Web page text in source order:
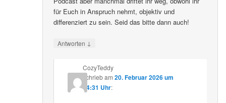
für Euch in Anspruch nehmt, objektiv und
differenziert zu sein. Seid das bitte dann auch!
Antworten ↓
CozyTeddy
schriebam 20. Februar 2026 um
14:31 Uhr: